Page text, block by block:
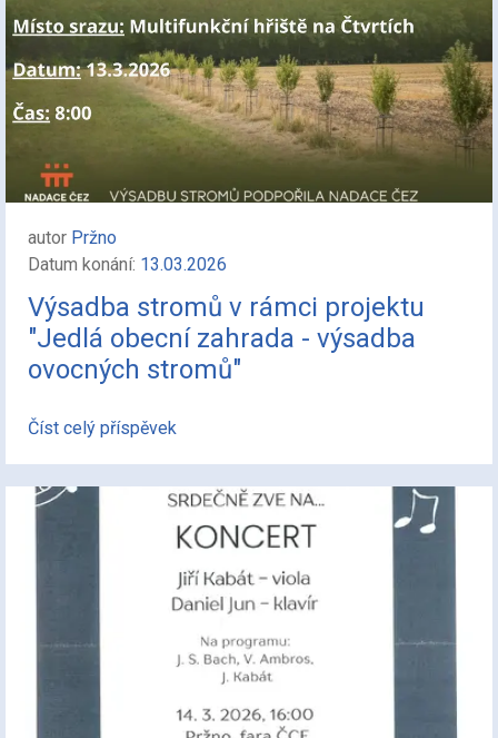
autor Pržno
Datum konání: 13.03.2026
Výsadba stromů v rámci projektu
"Jedlá obecní zahrada - výsadba
ovocných stromů"
Číst celý příspěvek